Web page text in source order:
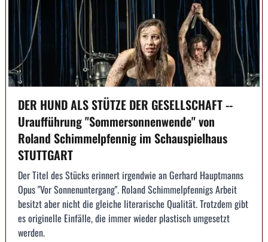
DER HUND ALS STÜTZE DER GESELLSCHAFT --
Uraufführung "Sommersonnenwende" von
Roland Schimmelpfennig im Schauspielhaus
STUTTGART
Der Titel des Stücks erinnert irgendwie an Gerhard Hauptmanns
Opus "Vor Sonnenuntergang". Roland Schimmelpfennigs Arbeit
besitzt aber nicht die gleiche literarische Qualität. Trotzdem gibt
es originelle Einfälle, die immer wieder plastisch umgesetzt
werden.